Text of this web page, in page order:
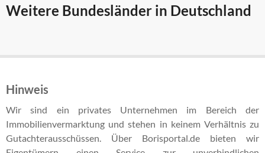
Weitere Bundesländer in Deutschland
Hinweis
Wir sind ein privates Unternehmen im Bereich der
Immobilienvermarktung und stehen in keinem Verhältnis zu
Gutachterausschüssen. Über Borisportal.de bieten wir